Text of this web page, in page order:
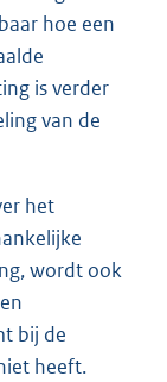
hoe een
is verder
van de
het
wordt ook
bij de
heeft.